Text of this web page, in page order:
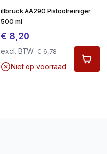
illbruck AA290 Pistoolreiniger
500 ml
€ 8,20
excl. BTW: € 6,78
Niet op voorraad